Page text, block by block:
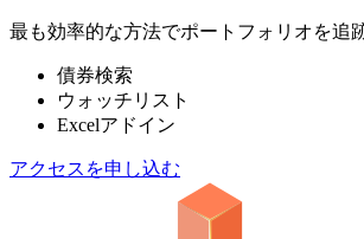
最も効率的な方法でポートフォリオを追
債券検索
ウォッチリスト
Excelアドイン
アクセスを申し込む